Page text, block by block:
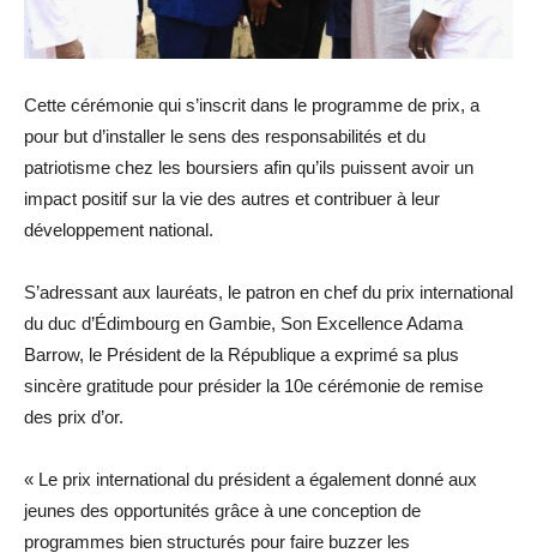
Cette cérémonie qui s’inscrit dans le programme de prix, a
pour but d’installer le sens des responsabilités et du
patriotisme chez les boursiers afin qu’ils puissent avoir un
impact positif sur la vie des autres et contribuer à leur
développement national.
S’adressant aux lauréats, le patron en chef du prix international
du duc d’Édimbourg en Gambie, Son Excellence Adama
Barrow, le Président de la République a exprimé sa plus
sincère gratitude pour présider la 10e cérémonie de remise
des prix d’or.
« Le prix international du président a également donné aux
jeunes des opportunités grâce à une conception de
programmes bien structurés pour faire buzzer les